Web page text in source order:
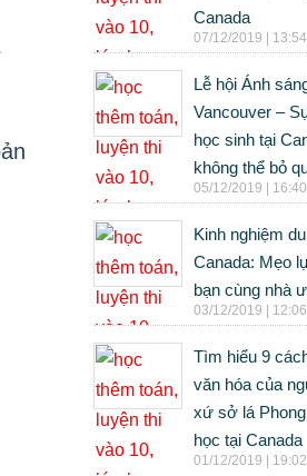
Canada
07/12/2019 | 13:54
Lễ hội Ánh
Vancouver –
học sinh tại
không thể bỏ
05/12/2019 | 16:40
Kinh nghiệm
Canada: Mẹo
bạn cùng nhà
03/12/2019 | 12:06
Tìm hiểu 9
văn hóa của
xứ sở lá
học tại Canada
01/12/2019 | 19:02